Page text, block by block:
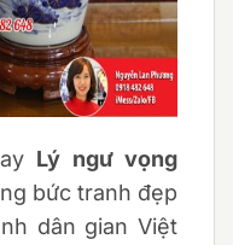
Lý ngư vọng
bức tranh đẹp
dân gian Việt